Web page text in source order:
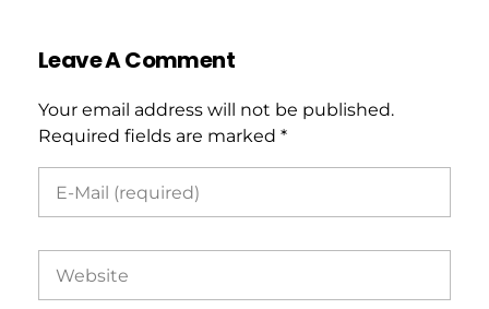
Leave A Comment
Your email address will not be published.
Required fields are marked *